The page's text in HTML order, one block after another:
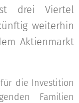
drei Viertel
weiterhin
Aktienmarkt
die Investition
Familien